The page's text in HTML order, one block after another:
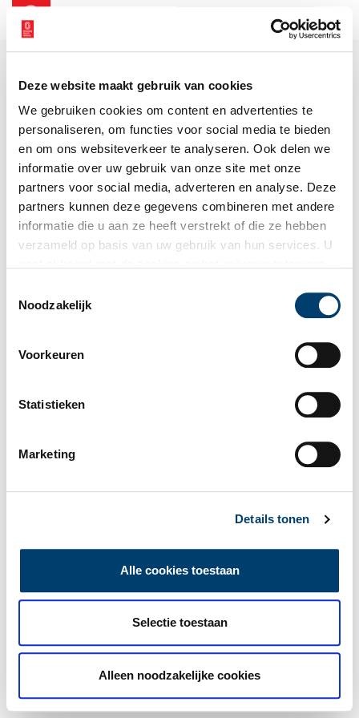
Deze website maakt gebruik van cookies
We gebruiken cookies om content en advertenties te
personaliseren, om functies voor social media te bieden
en om ons websiteverkeer te analyseren. Ook delen we
informatie over uw gebruik van onze site met onze
partners voor social media, adverteren en analyse. Deze
partners kunnen deze gegevens combineren met andere
informatie die u aan ze heeft verstrekt of die ze hebben
verzameld op basis van uw gebruik van hun services. U
Noodzakelijk
Voorkeuren
Statistieken
Marketing
Details tonen
Alle cookies toestaan
Selectie toestaan
Alleen noodzakelijke cookies